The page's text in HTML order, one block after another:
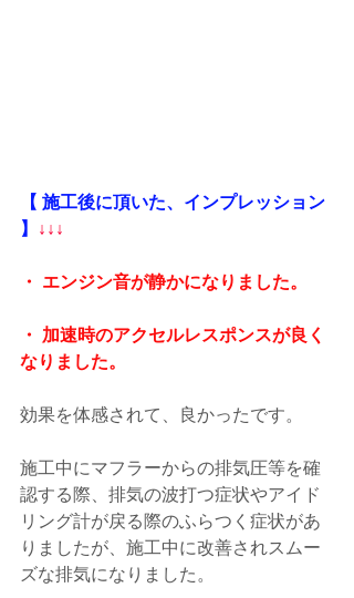
【 施工後に頂いた、インプレッション
】
↓↓↓
・ エンジン音が静かになりました。
・ 加速時のアクセルレスポンスが良く
なりました。
効果を体感されて、良かったです。
施工中にマフラーからの排気圧等を確
認する際、排気の波打つ症状やアイド
リング計が戻る際のふらつく症状があ
りましたが、施工中に改善されスムー
ズな排気になりました。